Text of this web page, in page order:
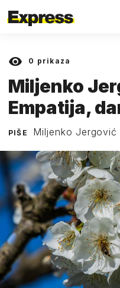
0 prikaza
Miljenko
Empatija,
PIŠE Miljenko Jergović